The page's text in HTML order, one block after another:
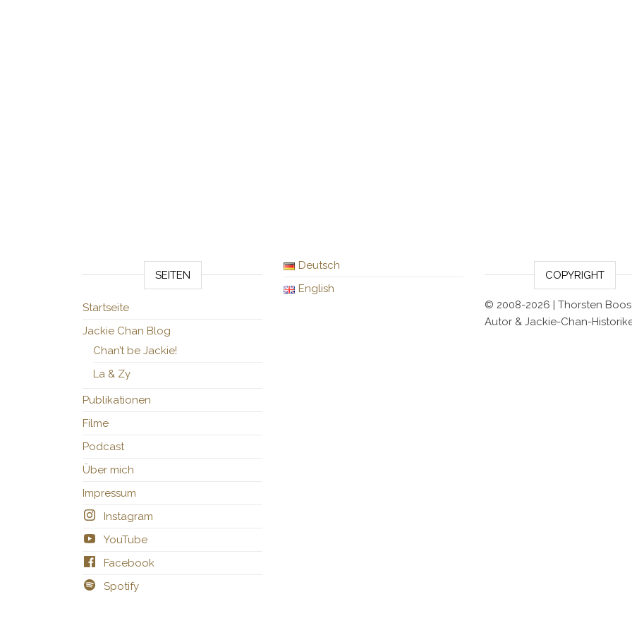
SEITEN
Startseite
Jackie Chan Blog
Chan’t be Jackie!
La & Zy
Publikationen
Filme
Podcast
Über mich
Impressum
Instagram
YouTube
Facebook
Spotify
Deutsch
English
COPYRIGHT
© 2008-2026 | Thorsten
Autor & Jackie-Chan-